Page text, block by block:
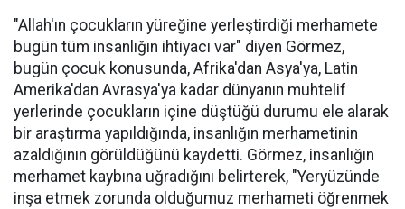
"Allah'ın çocukların yüreğine yerleştirdiği merhamete
bugün tüm insanlığın ihtiyacı var" diyen Görmez,
bugün çocuk konusunda, Afrika'dan Asya'ya, Latin
Amerika'dan Avrasya'ya kadar dünyanın muhtelif
yerlerinde çocukların içine düştüğü durumu ele alarak
bir araştırma yapıldığında, insanlığın merhametinin
azaldığının görüldüğünü kaydetti. Görmez, insanlığın
merhamet kaybına uğradığını belirterek, "Yeryüzünde
inşa etmek zorunda olduğumuz merhameti öğrenmek